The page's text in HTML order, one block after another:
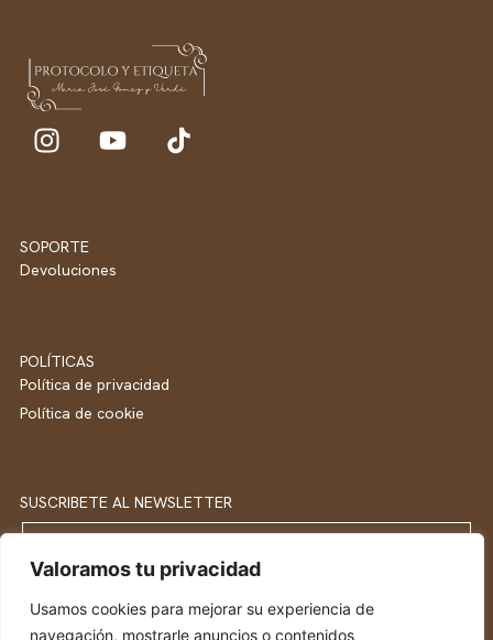
Valoramos tu privacidad
Usamos cookies para mejorar su experiencia de
navegación, mostrarle anuncios o contenidos
SOPORTE
Devoluciones
POLÍTICAS
Política de privacidad
Política de cookie
SUSCRIBETE AL NEWSLETTER
Email
SUSCRIBETE